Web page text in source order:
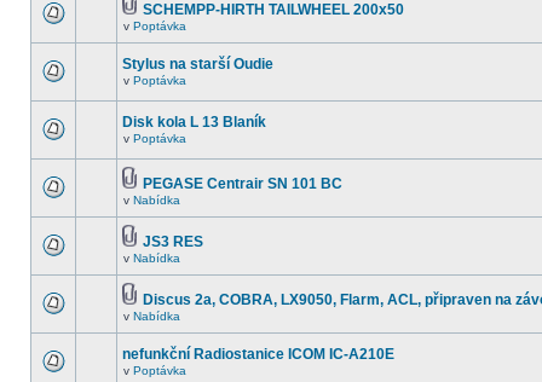
SCHEMPP-HIRTH TAILWHEEL 200x50
v Poptávka
Stylus na starší Oudie
v Poptávka
Disk kola L 13 Blaník
v Poptávka
PEGASE Centrair SN 101 BC
v Nabídka
JS3 RES
v Nabídka
Discus 2a, COBRA, LX9050, Flarm, ACL, připraven na
v Nabídka
nefunkční Radiostanice ICOM IC-A210E
v Poptávka